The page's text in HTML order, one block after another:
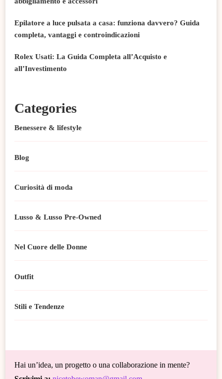
Epilatore a luce pulsata a casa: funziona davvero? Guida
completa, vantaggi e controindicazioni
Rolex Usati: La Guida Completa all’Acquisto e
all’Investimento
Categories
Benessere & lifestyle
Blog
Curiosità di moda
Lusso & Lusso Pre-Owned
Nel Cuore delle Donne
Outfit
Stili e Tendenze
Hai un’idea, un progetto o una collaborazione in mente?